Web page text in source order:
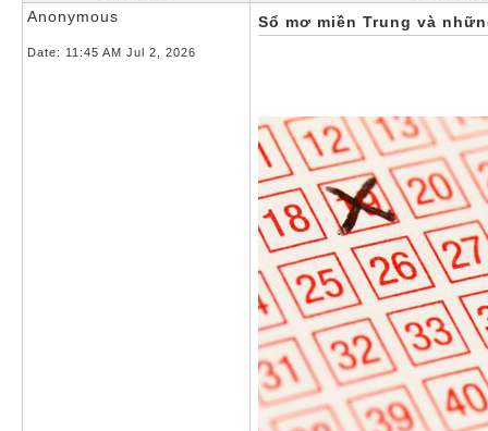
Anonymous
Date: 11:45 AM Jul 2, 2026
Sổ mơ miền Trung và